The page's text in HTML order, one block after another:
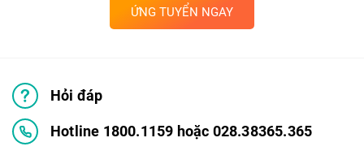
ỨNG TUYỂN NGAY
Hỏi đáp
Hotline 1800.1159 hoặc 028.38365.365